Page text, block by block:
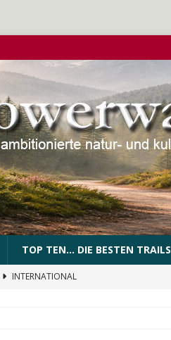
TOP TEN… DIE BESTEN TRAILS
INTERNATIONAL